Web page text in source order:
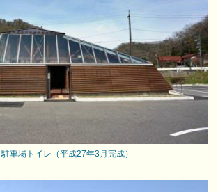
駐車場トイレ（平成27年3月完成）